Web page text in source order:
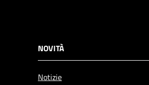
NOVITÀ
Notizie